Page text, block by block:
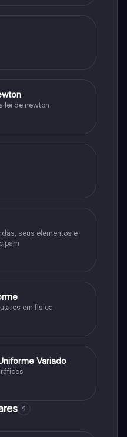
lei de newton
seus elementos e
em fisica
Variado
9